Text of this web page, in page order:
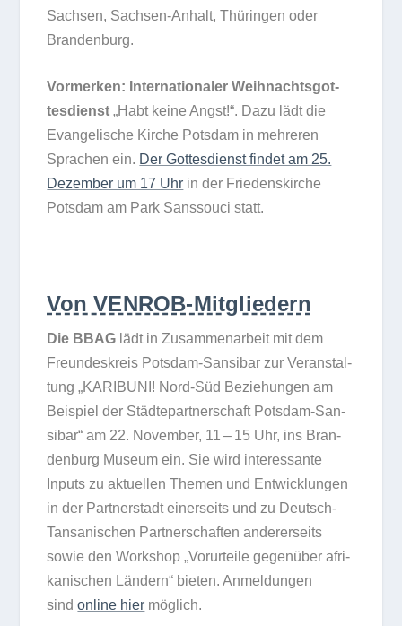
Sach­sen, Sach­sen-Anhalt, Thü­rin­gen oder
Brandenburg.
Vor­mer­ken: Inter­na­tio­na­ler Weih­nachts­got­
tes­dienst „Habt keine Angst!“. Dazu lädt die
Evan­ge­li­sche Kir­che Pots­dam in meh­re­ren
Spra­chen ein. Der Got­tes­dienst fin­det am 25.
Dezem­ber um 17 Uhr in der Frie­dens­kir­che
Pots­dam am Park Sans­souci statt.
Von VENROB-Mitgliedern
Die BBAG lädt in Zusam­men­ar­beit mit dem
Freun­des­kreis Pots­dam-San­si­bar zur Ver­an­stal­
tung „KARIBUNI! Nord-Süd Bezie­hun­gen am
Bei­spiel der Städ­te­part­ner­schaft Pots­dam-San­
si­bar“ am 22. Novem­ber, 11 – 15 Uhr, ins Bran­
den­burg Museum ein. Sie wird inter­es­sante
Inputs zu aktu­el­len The­men und Ent­wick­lun­gen
in der Part­ner­stadt einer­seits und zu Deutsch-
Tan­sa­ni­schen Part­ner­schaf­ten ande­rer­seits
sowie den Work­shop „Vor­ur­teile gegen­über afri­
ka­ni­schen Län­dern“ bie­ten. Anmel­dun­gen
sindonline hier möglich.